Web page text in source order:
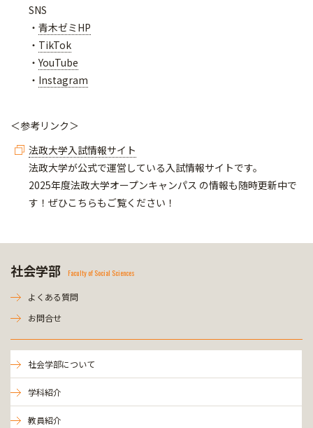
SNS
・ 青木ゼミHP
・ TikTok
・YouTube
・ Instagram
＜参考リンク＞
法政大学入試情報サイト
法政大学が公式で運営している入試情報サイトです。
2025年度法政大学オープンキャンパス の情報も随時更新中で
す！ぜひこちらもご覧ください！
社会学部 Faculty of Social Sciences
よくある質問
お問合せ
社会学部について
学科紹介
教員紹介